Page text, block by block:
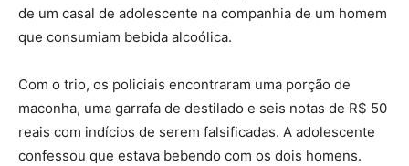
de um casal de adolescente na companhia de um homem
que consumiam bebida alcoólica.
Com o trio, os policiais encontraram uma porção de
maconha, uma garrafa de destilado e seis notas de R$ 50
reais com indícios de serem falsificadas. A adolescente
confessou que estava bebendo com os dois homens.